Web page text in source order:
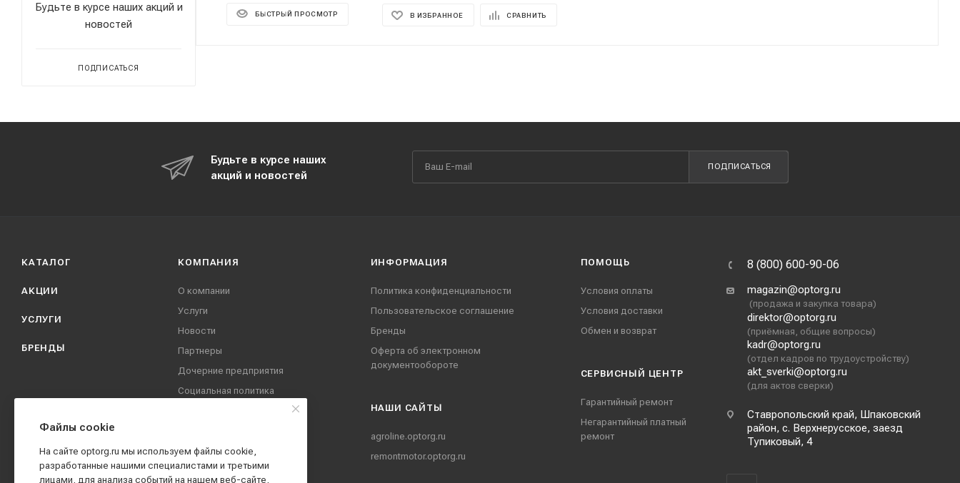
БЫСТРЫЙ ПРОСМОТР В ИЗБРАННОЕ СРАВНИТЬ
Будьте в курсе наших акций и
новостей
ПОДПИСАТЬСЯ
Будьте в курсе наших
акций и новостей
ПОДПИСАТЬСЯ
КАТАЛОГ
АКЦИИ
УСЛУГИ
БРЕНДЫ
КОМПАНИЯ
О компании
Услуги
Новости
Партнеры
Дочерние предприятия
Социальная политика
Вакансии
Реквизиты
ИНФОРМАЦИЯ
Политика конфиденциальности
Пользовательское соглашение
Бренды
Оферта об электронном
документообороте
НАШИ CАЙТЫ
agroline.optorg.ru
remontmotor.optorg.ru
ПОМОЩЬ
Условия оплаты
Условия доставки
Обмен и возврат
СЕРВИСНЫЙ ЦЕНТР
Гарантийный ремонт
Негарантийный платный
ремонт
8 (800) 600-90-06
magazin@optorg.ru
(продажа и закупка товара)
direktor@optorg.ru
(приёмная, общие вопросы)
kadr@optorg.ru
(отдел кадров по трудоустройству)
akt_sverki@optorg.ru
(для актов сверки)
Ставропольский край, Шпаковский
район, с. Верхнерусское, заезд
Тупиковый, 4
Файлы cookie
На сайте optorg.ru мы используем файлы cookie,
разработанные нашими специалистами и третьими
лицами, для анализа событий на нашем веб-сайте,